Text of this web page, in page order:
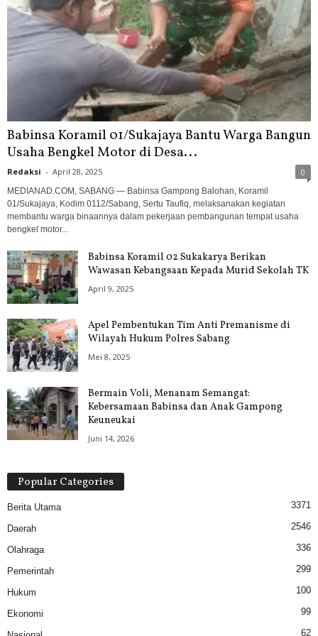
Babinsa Koramil 01/Sukajaya Bantu Warga Bangun
Usaha Bengkel Motor di Desa...
Redaksi - April 28, 2025 0
MEDIANAD.COM, SABANG — Babinsa Gampong Balohan, Koramil
01/Sukajaya, Kodim 0112/Sabang, Sertu Taufiq, melaksanakan kegiatan
membantu warga binaannya dalam pekerjaan pembangunan tempat usaha
bengkel motor...
Babinsa Koramil 02 Sukakarya Berikan
Wawasan Kebangsaan Kepada Murid Sekolah TK
April 9, 2025
Apel Pembentukan Tim Anti Premanisme di
Wilayah Hukum Polres Sabang
Mei 8, 2025
Bermain Voli, Menanam Semangat:
Kebersamaan Babinsa dan Anak Gampong
Keuneukai
Juni 14, 2026
Popular Categories
Berita Utama 3371
Daerah 2546
Olahraga 336
Pemerintah 299
Hukum 100
Ekonomi 99
62